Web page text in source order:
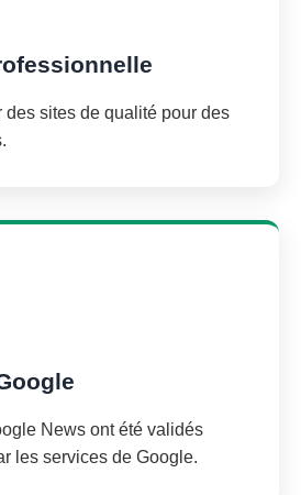
des sites de qualité pour des
News ont été validés
les services de Google.